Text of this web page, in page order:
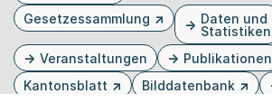
Gesetzessammlung
Daten und
Statistiken
Veranstaltungen Publikationen
Kantonsblatt
Bilddatenbank